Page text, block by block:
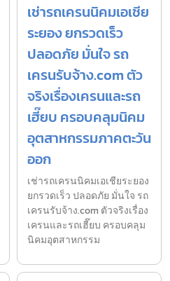
เช่ารถเครนนิคมเอเชีย
ระยอง ยกรวดเร็ว
ปลอดภัย มั่นใจ รถ
เครนรับจ้าง.com ตัว
จริงเรื่องเครนและรถ
เฮี๊ยบ ครอบคลุมนิคม
อุตสาหกรรมภาคตะวัน
ออก
เช่ารถเครนนิคมเอเชียระยอง
ยกรวดเร็ว ปลอดภัย มั่นใจ รถ
เครนรับจ้าง.com ตัวจริงเรื่อง
เครนและรถเฮี๊ยบ ครอบคลุม
นิคมอุตสาหกรรม